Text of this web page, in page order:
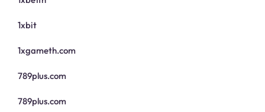
1xbit
1xgameth.com
789plus.com
789plus.com